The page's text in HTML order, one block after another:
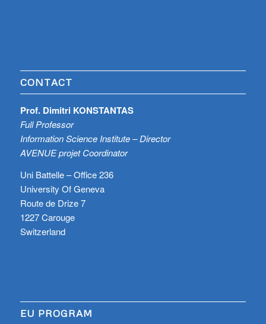
CONTACT
Prof. Dimitri KONSTANTAS
Full Professor
Information Science Institute – Director
AVENUE projet Coordinator
Uni Battelle – Office 236
University Of Geneva
Route de Drize 7
1227 Carouge
Switzerland
EU PROGRAM